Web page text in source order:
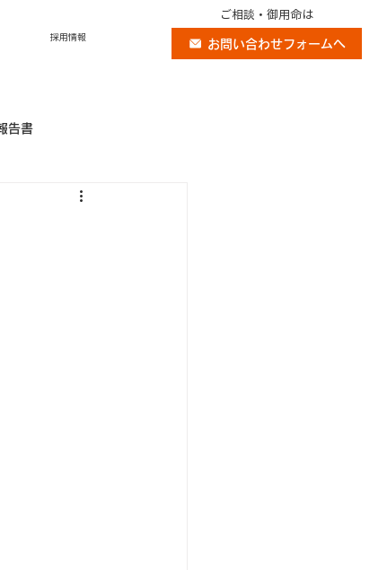
採用情報
ご相談・御用命は
お問い合わせフォームへ
告書